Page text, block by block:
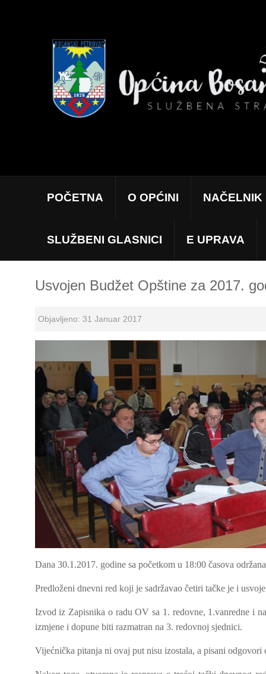
POČETNA O OPĆINI NAČELNIK
SLUŽBENI GLASNICI E UPRAVA
Usvojen Budžet Opštine za 2017.
Objavljeno: 31 Januar 2017
Dana 30.1.2017. godine sa početkom u 18:00 časova
Predloženi dnevni red koji je sadržavao četiri tačke je i
Izvod iz Zapisnika o radu OV sa 1. redovne, 1.vanredne i
izmjene i dopune biti razmatran na 3. redovnoj sjednici.
Vijećnička pitanja ni ovaj put nisu izostala, a pisani odgovori